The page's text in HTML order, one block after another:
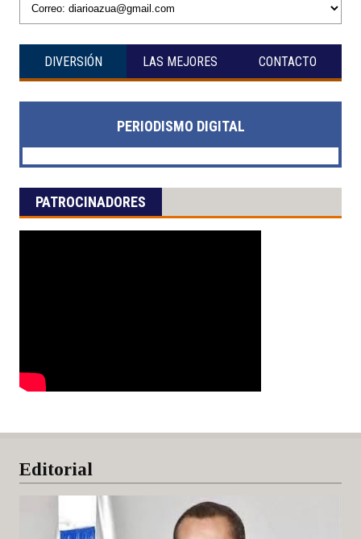
DIVERSIÓN LAS MEJORES CONTACTO
PERIODISMO DIGITAL
PATROCINADORES
Editorial